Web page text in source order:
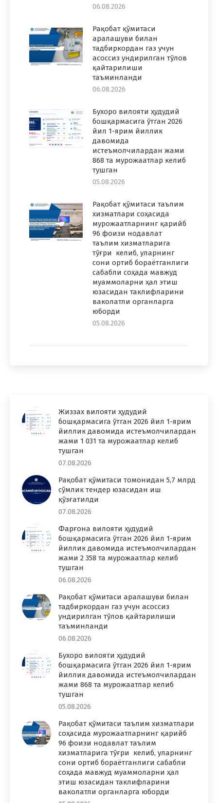
06.08.2026
Рақобат қўмитаси
аралашуви билан
тадбиркордан газ учун
асоссиз ундирилган тўлов
қайтарилиши
таъминланди
06.08.2026
Бухоро вилояти ҳудудий
бошқармасига ўтган 2026
йил 1-ярим йиллик
давомида
истеъмолчилардан жами
868 та мурожаатлар келиб
тушган
05.08.2026
Рақобат қўмитаси таълим
хизматлари соҳасида
мурожаатларнинг қарийб
96 фоизи нодавлат
таълим хизматларига
тўғри келиб, уларнинг
сони ортиб бораётганлиги
сабабли соҳада мавжуд
муаммоларни ҳал этиш
юзасидан таклифларини
ваколатли органларга
юборди
05.08.2026
Жиззах вилояти ҳудудий
бошқармасига ўтган 2026 йил 1-ярим
йиллик давомида истеъмолчилардан
жами 1 031 та мурожаатлар келиб
тушган
07.08.2026
Рақобат қўмитаси томонидан 5,7 млрд
сўмлик тендер юзасидан иш
қўзғатилди
07.08.2026
Фарғона вилояти ҳудудий
бошқармасига ўтган 2026 йил 1-ярим
йиллик давомида истеъмолчилардан
жами 2 358 та мурожаатлар келиб
тушган
06.08.2026
Рақобат қўмитаси аралашуви билан
тадбиркордан газ учун асоссиз
ундирилган тўлов қайтарилиши
таъминланди
06.08.2026
Бухоро вилояти ҳудудий
бошқармасига ўтган 2026 йил 1-ярим
йиллик давомида истеъмолчилардан
жами 868 та мурожаатлар келиб
тушган
05.08.2026
Рақобат қўмитаси таълим хизматлари
соҳасида мурожаатларнинг қарийб
96 фоизи нодавлат таълим
хизматларига тўғри келиб, уларнинг
сони ортиб бораётганлиги сабабли
соҳада мавжуд муаммоларни ҳал
этиш юзасидан таклифларини
ваколатли органларга юборди